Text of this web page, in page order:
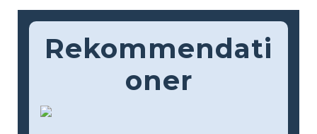
Rekommendati
oner